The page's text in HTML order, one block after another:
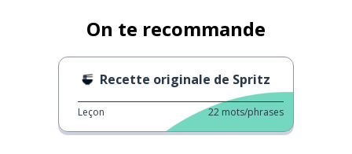
On te recommande
Recette originale de Spritz
Leçon 22 mots/phrases